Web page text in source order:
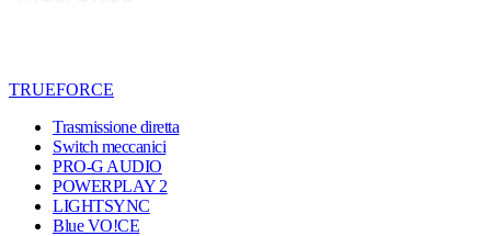
TRUEFORCE
Trasmissione diretta
Switch meccanici
PRO-G AUDIO
POWERPLAY 2
LIGHTSYNC
Blue VO!CE